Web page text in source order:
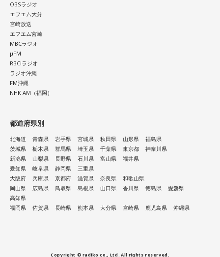
OBSラジオ
エフエム大分
宮崎放送
エフエム宮崎
MBCラジオ
μFM
RBCiラジオ
ラジオ沖縄
FM沖縄
NHK AM（福岡）
都道府県別
北海道 青森県 岩手県 宮城県 秋田県 山形県
福島県
茨城県
栃木県 群馬県 埼玉県 千葉県 東京都
神奈川県
新潟県
山梨県 長野県 石川県 富山県
福井県
愛知県
岐阜県 静岡県
三重県
大阪府
兵庫県 京都府 滋賀県 奈良県
和歌山県
岡山県
広島県 鳥取県 島根県 山口県 香川県 徳島県
愛媛県
高知県
福岡県
佐賀県 長崎県 熊本県 大分県 宮崎県 鹿児島県 沖縄県
Copyright © radiko co., Ltd. All rights reserved.